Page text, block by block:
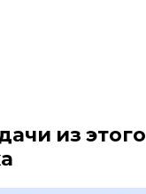
из этого